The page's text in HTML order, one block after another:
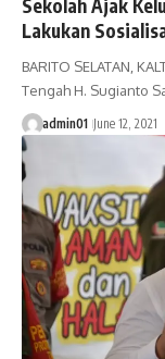
Sekolah Ajak
Lakukan
BARITO SELATAN,
Tengah H. Sugianto
admin01 June 12, 2021